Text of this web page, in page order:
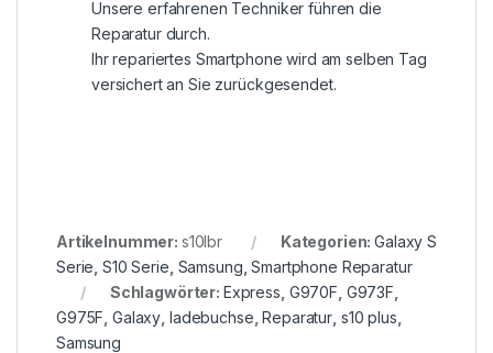
Unsere erfahrenen Techniker führen die
Reparatur durch.
Ihr repariertes Smartphone wird am selben Tag
versichert an Sie zurückgesendet.
Artikelnummer: s10lbr Kategorien:Galaxy S
Serie ,S10 Serie Samsung ,Smartphone Reparatur
Schlagwörter: Express G970F G973F
G975F ,Galaxy ladebuchse ,Reparatur s10 plus
Samsung